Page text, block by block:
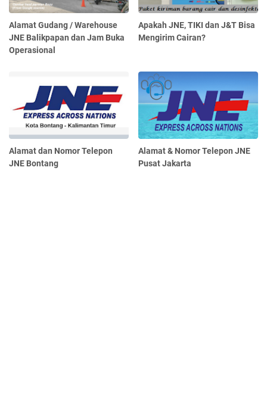
Alamat Gudang / Warehouse
JNE Balikpapan dan Jam Buka
Operasional
Apakah JNE, TIKI dan J&T Bisa
Mengirim Cairan?
Alamat dan Nomor Telepon
JNE Bontang
Alamat & Nomor Telepon JNE
Pusat Jakarta